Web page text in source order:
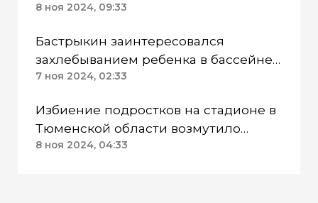
дочкой в тюменском селе
8 ноя 2024, 09:33
Бастрыкин заинтересовался
захлебыванием ребенка в бассейне
Сургута ХМАО
7 ноя 2024, 02:33
Избиение подростков на стадионе в
Тюменской области возмутило
Бастрыкина
8 ноя 2024, 04:33